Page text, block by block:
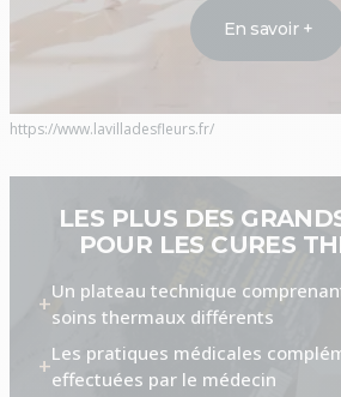
En savoir +
https://www.lavilladesfleurs.fr/
LES PLUS DES
POUR LES CURES
Un plateau technique
soins thermaux différents
Les pratiques médicales
effectuées par le médecin